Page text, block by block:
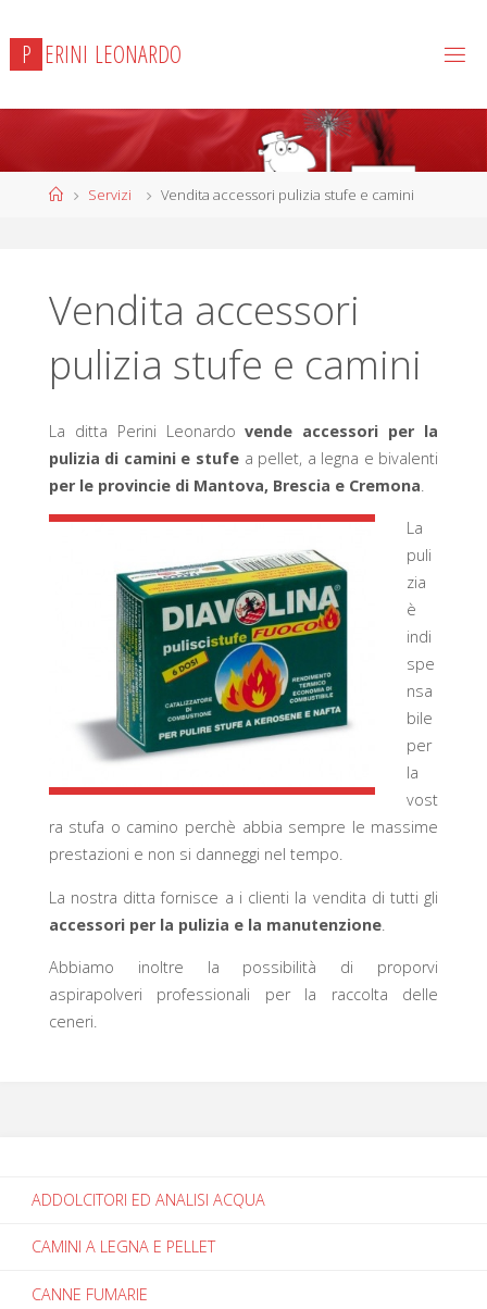
al
contenuto
P ERINI LEONARDO
HomeServizi Vendita accessori pulizia stufe e camini
Vendita accessori
pulizia stufe e camini
La ditta Perini Leonardovende accessori per la
pulizia di camini e stufea pellet, a legna e bivalenti
per le provincie di Mantova, Brescia e Cremona.
La
puli
zia
è
indi
spe
nsa
bile
per
la
vost
ra stufa o camino perchè abbia sempre le massime
prestazioni e non si danneggi nel tempo.
La nostra ditta fornisce a i clienti la vendita di tutti gli
accessori per la pulizia e la manutenzione.
Abbiamo inoltre la possibilità di proporvi
aspirapolveri professionali per la raccolta delle
ceneri.
ADDOLCITORI ED ANALISI ACQUA
CAMINI A LEGNA E PELLET
CANNE FUMARIE